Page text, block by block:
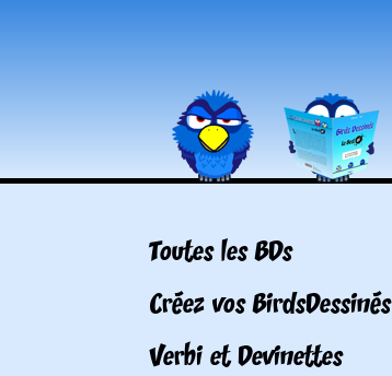
Toutes les BDs
Créez vos BirdsDessinés
Verbi et Devinettes